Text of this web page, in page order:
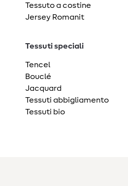
Tessuto a costine
Jersey Romanit
Tessuti speciali
Tencel
Bouclé
Jacquard
Tessuti abbigliamento
Tessuti bio